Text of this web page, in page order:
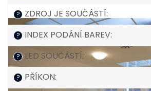
? ZDROJ JE SOUČÁSTÍ:
? INDEX PODÁNÍ BAREV:
? LED SOUČÁSTÍ:
? PŘÍKON: